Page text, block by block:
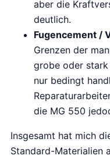
aber die
deutlich.
Fugencement /
Grenzen der
grobe oder
nur bedingt
die MG 550
Insgesamt hat mich
Standard-Materialien